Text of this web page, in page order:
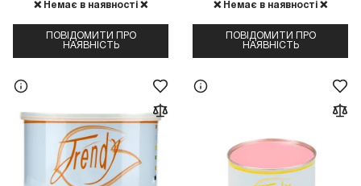
❌ Немає в наявності ❌
ПОВІДОМИТИ ПРО
НАЯВНІСТЬ
❌ Немає в наявності ❌
ПОВІДОМИТИ ПРО
НАЯВНІСТЬ